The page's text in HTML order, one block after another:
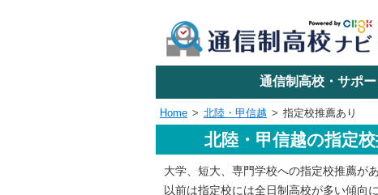
学校名で探す
エリアから
通信制高校・サポ
Home 北陸・甲信越 指定校推薦あり
北陸・甲信越の指定
大学、短大、専門学校への指定校推薦が
以前は指定校には全日制高校が多い傾向